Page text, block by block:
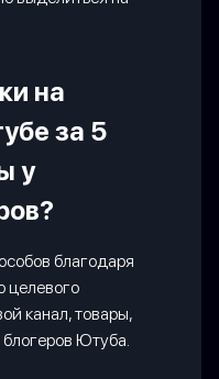
на
за 5
у
благодаря
целевого
канал, товары,
Ютуба.